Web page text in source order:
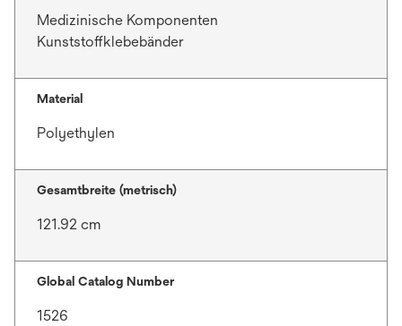
Medizinische Komponenten
Kunststoffklebebänder
Material
Polyethylen
Gesamtbreite (metrisch)
121.92 cm
Global Catalog Number
1526